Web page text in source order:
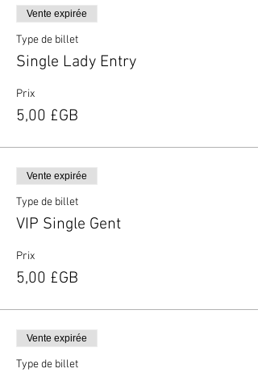
Vente expirée
Type de billet
Single Lady Entry
Prix
5,00 £GB
Vente expirée
Type de billet
VIP Single Gent
Prix
5,00 £GB
Vente expirée
Type de billet